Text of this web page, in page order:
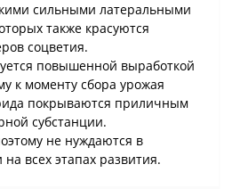
сильными латеральными
также красуются
соцветия.
повышенной выработкой
к моменту сбора урожая
покрываются приличным
субстанции.
не нуждаются в
всех этапах развития.